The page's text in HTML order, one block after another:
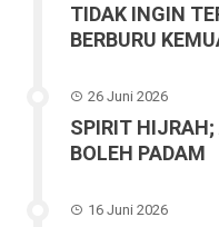
TIDAK INGIN
BERBURU
26 Juni 2026
SPIRIT
BOLEH PADAM
16 Juni 2026